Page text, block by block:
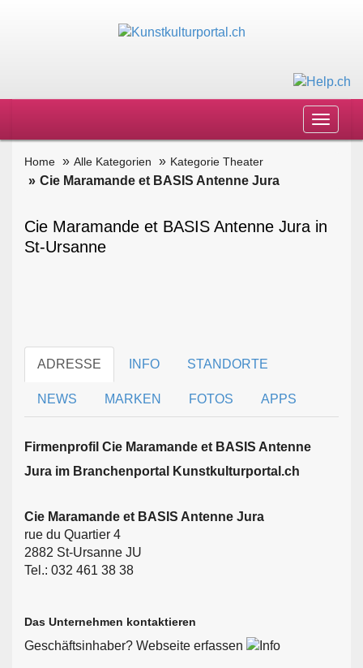
Toggle
Home Alle Kategorien Kategorie Theater
Cie Maramande et BASIS Antenne Jura
Cie Maramande et BASIS Antenne Jura in
St-Ursanne
ADRESSE INFO STANDORTE
NEWS MARKEN FOTOS APPS
Firmen­profil Cie Maramande et BASIS Antenne
Jura im Branchen­portal Kunstkulturportal.ch
Cie Maramande et BASIS Antenne Jura
rue du Quartier 4
2882 St-Ursanne JU
Tel.: 032 461 38 38
Das Unternehmen kontaktieren
Geschäftsinhaber? Webseite erfassen